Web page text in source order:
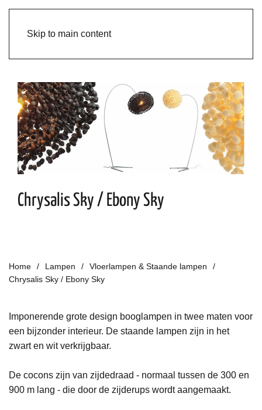
Skip to main content
Chrysalis Sky / Ebony Sky
Home Lampen
Vloerlampen & Staande lampen
Chrysalis Sky / Ebony Sky
Imponerende grote design booglampen in twee maten voor
een bijzonder interieur. De staande lampen zijn in het
zwart en wit verkrijgbaar.
De cocons zijn van zijdedraad - normaal tussen de 300 en
900 m lang - die door de zijderups wordt aangemaakt.